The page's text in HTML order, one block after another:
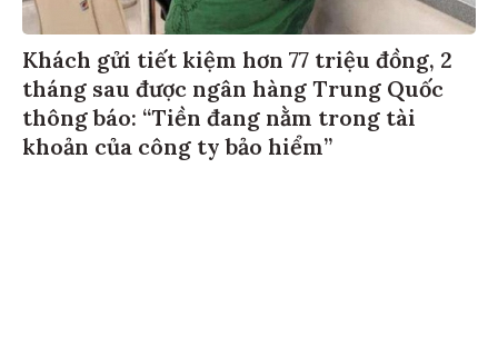
Khách gửi tiết kiệm hơn 77 triệu đồng, 2
tháng sau được ngân hàng Trung Quốc
thông báo: “Tiền đang nằm trong tài
khoản của công ty bảo hiểm”